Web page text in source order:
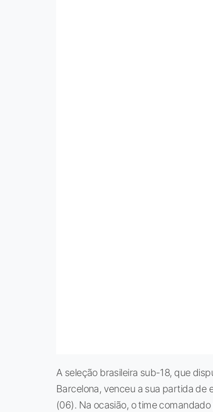
A seleção brasileira sub-18, que
Barcelona, venceu a sua partida de
(06). Na ocasião, o time